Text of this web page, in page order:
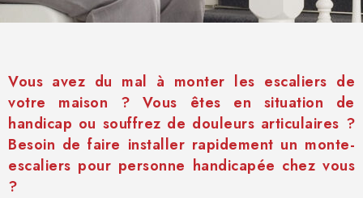
Vous avez du mal à monter les escaliers de
votre maison ? Vous êtes en situation de
handicap ou souffrez de douleurs articulaires ?
Besoin de faire installer rapidement un monte-
escaliers pour personne handicapée chez vous
?